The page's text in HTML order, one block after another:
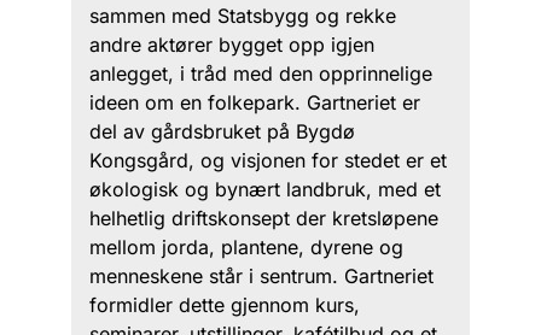
sammen med Statsbygg og rekke
andre aktører bygget opp igjen
anlegget, i tråd med den opprinnelige
ideen om en folkepark. Gartneriet er
del av gårdsbruket på Bygdø
Kongsgård, og visjonen for stedet er et
økologisk og bynært landbruk, med et
helhetlig driftskonsept der kretsløpene
mellom jorda, plantene, dyrene og
menneskene står i sentrum. Gartneriet
formidler dette gjennom kurs,